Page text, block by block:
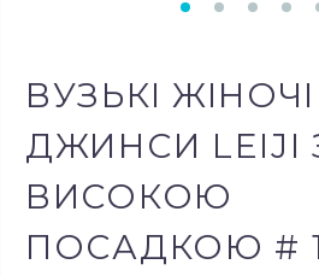
ВУЗЬКІ ЖІНОЧІ
ДЖИНСИ LEIJI
ВИСОКОЮ
ПОСАДКОЮ #